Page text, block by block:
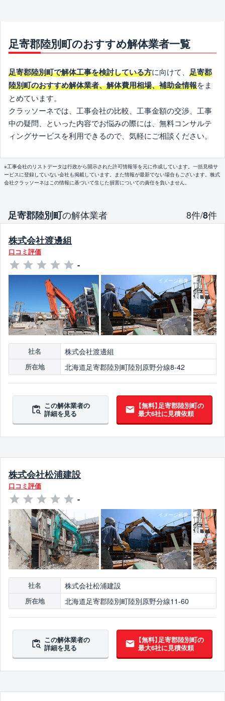
足寄郡陸別町のおすすめ解体業者一覧
足寄郡陸別町で解体工事を検討している方に向けて、 足寄郡
陸別町のおすすめ解体業者、解体費用相場、補助金情報をま
とめています。
クラッソーネでは、工事会社の比較、工事金額の交渉、工事
中の疑問、といった内容でお悩みの際には、無料コンサルテ
ィングサービスを利用できるので、気軽にご相談ください。
※工事会社のリストデータは行政から開示された許可情報等を元に作成しています。一括見積サ
ービスに登録していない会社も掲載しています。また情報が最新でない場合もございます。株式
会社クラッソーネはこの情報に基づいて生じた損害についての責任を負いません。
足寄郡陸別町の解体業者 8件/8件
株式会社渡邊組
口コミ評価
-
社名 株式会社渡邊組
所在地 北海道足寄郡陸別町陸別原野分線8-42
この解体業者の
詳細を見る
【無料】足寄郡陸別町の
最大6社に見積依頼
株式会社松浦建設
口コミ評価
-
社名 株式会社松浦建設
所在地 北海道足寄郡陸別町陸別原野分線11-60
この解体業者の
詳細を見る
【無料】足寄郡陸別町の
最大6社に見積依頼